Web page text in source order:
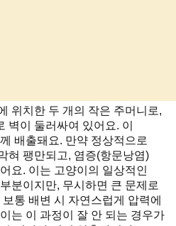
위치한 두 개의 작은 주머니로,
벽이 둘러싸여 있어요. 이
배출돼요. 만약 정상적으로
혀 팽만되고, 염증(항문낭염)
요. 이는 고양이의 일상적인
분이지만, 무시하면 큰 문제로
통 배변 시 자연스럽게 압력에
는 이 과정이 잘 안 되는 경우가